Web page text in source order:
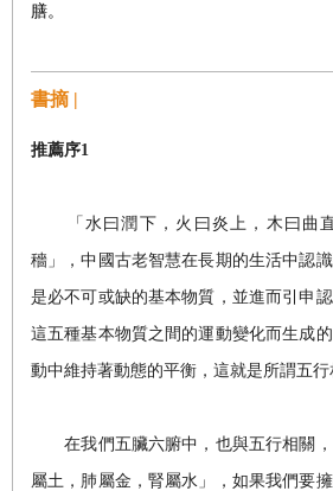
膳。
書摘 |
推薦序1
「水曰潤下，火曰炎上，木曰曲
穡」，中國古老智慧在長期的生活中認
是必不可或缺的基本物質，並進而引申
這五種基本物質之間的運動變化而生成
動中維持著動態的平衡，這就是所謂五行
在我們五臟六腑中，也與五行相關，
屬土，肺屬金，腎屬水」，如果我們要